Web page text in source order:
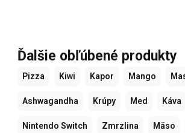
Ďalšie obľúbené produkty
Pizza Kiwi Kapor Mango
Ashwagandha Krúpy Med Káva
Nintendo Switch Zmrzlina Mäso